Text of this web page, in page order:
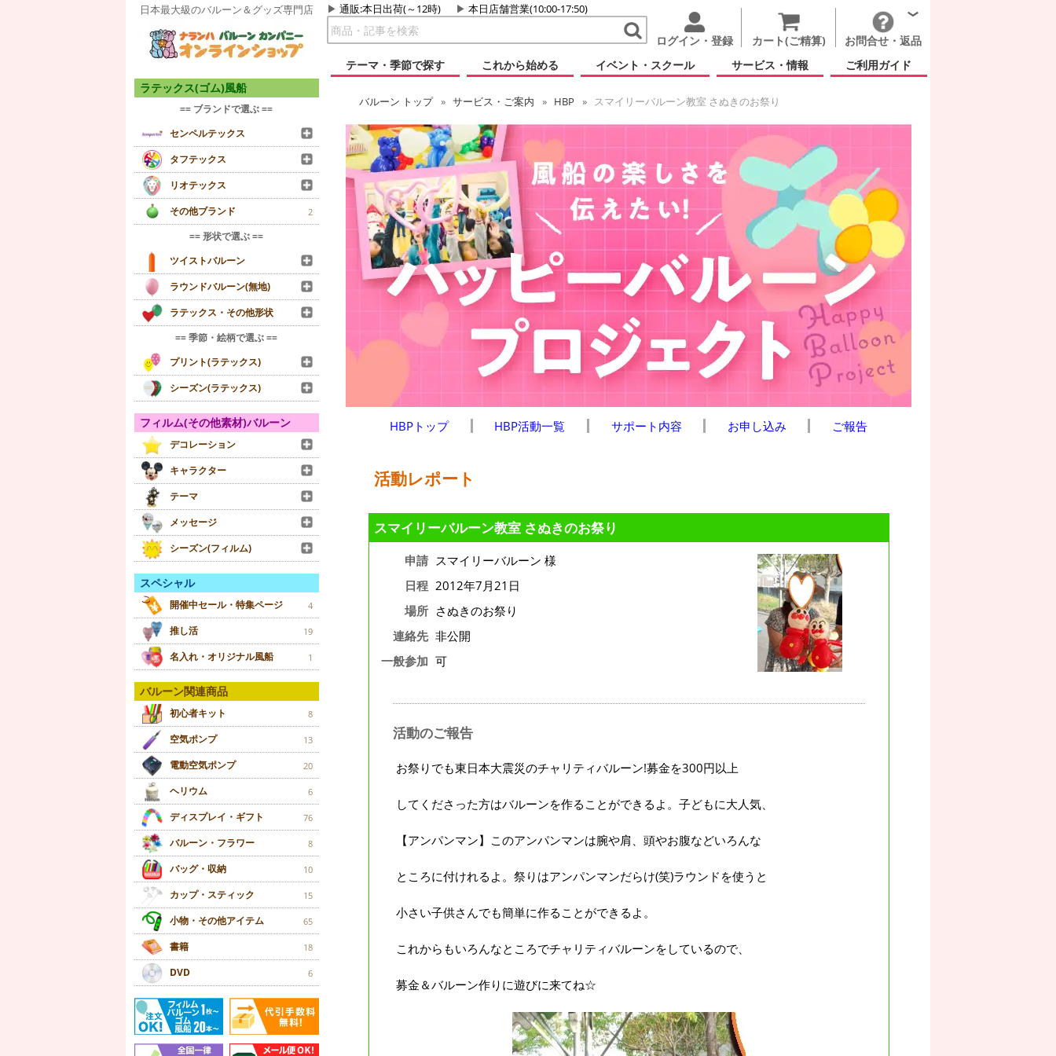
日本最大級のバルーン＆グッズ専門店 通販:本日出荷(～12時) 本日店舗営業(10:00-17:50)
ログイン・登録 カート(ご精算)
お問合せ・返品
テーマ・季節で探す
これから始める イベント・スクール サービス・情報 ご利用ガイド
ラテックス(ゴム)風船
== ブランドで選ぶ ==
センペルテックス
タフテックス
リオテックス
その他ブランド
2
== 形状で選ぶ ==
ツイストバルーン
ラウンドバルーン(無地)
ラテックス・その他形状
== 季節・絵柄で選ぶ ==
プリント(ラテックス)
シーズン(ラテックス)
フィルム(その他素材)バルーン
デコレーション
キャラクター
テーマ
メッセージ
シーズン(フィルム)
スペシャル
開催中セール・特集ページ 4
推し活 19
名入れ・オリジナル風船 1
バルーン関連商品
初心者キット 8
空気ポンプ 13
電動空気ポンプ 20
ヘリウム 6
ディスプレイ・ギフト 76
バルーン・フラワー 8
バッグ・収納 10
カップ・スティック 15
小物・その他アイテム 65
書籍 18
DVD 6
バルーン トップ サービス・ご案内 HBP スマイリーバルーン教室 さぬきのお祭り
HBPトップ HBP活動一覧 サポート内容 お申し込み ご報告
活動レポート
スマイリーバルーン教室 さぬきのお祭り
申請 スマイリーバルーン 様
日程 2012年7月21日
場所 さぬきのお祭り
連絡先 非公開
一般参加 可
活動のご報告
お祭りでも東日本大震災のチャリティバルーン!募金を300円以上
してくださった方はバルーンを作ることができるよ。子どもに大人気、
【アンパンマン】このアンパンマンは腕や肩、頭やお腹などいろんな
ところに付けれるよ。祭りはアンパンマンだらけ(笑)ラウンドを使うと
小さい子供さんでも簡単に作ることができるよ。
これからもいろんなところでチャリティバルーンをしているので、
募金＆バルーン作りに遊びに来てね☆